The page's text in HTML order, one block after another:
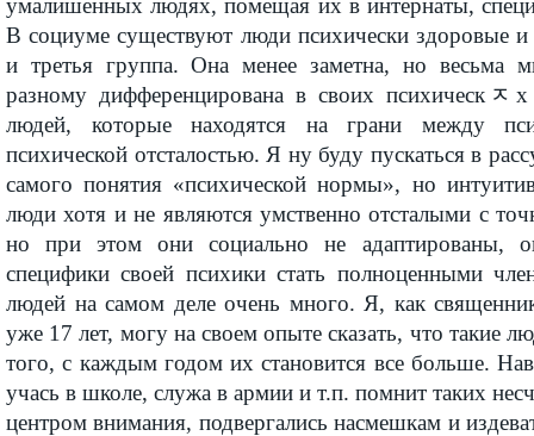
умалишенных людях, помещая их в интернаты,
В социуме существуют люди психически здоровые
и третья группа. Она менее заметна, но весьма
разному дифференцирована в своих психическﾸ
людей, которые находятся на грани между
психической отсталостью. Я ну буду пускаться в
самого понятия «психической нормы», но
люди хотя и не являются умственно отсталыми с
но при этом они социально не адаптированы,
специфики своей психики стать полноценными
людей на самом деле очень много. Я, как
уже 17 лет, могу на своем опыте сказать, что такие
того, с каждым годом их становится все больше.
учась в школе, служа в армии и т.п. помнит таких
центром внимания, подвергались насмешкам и